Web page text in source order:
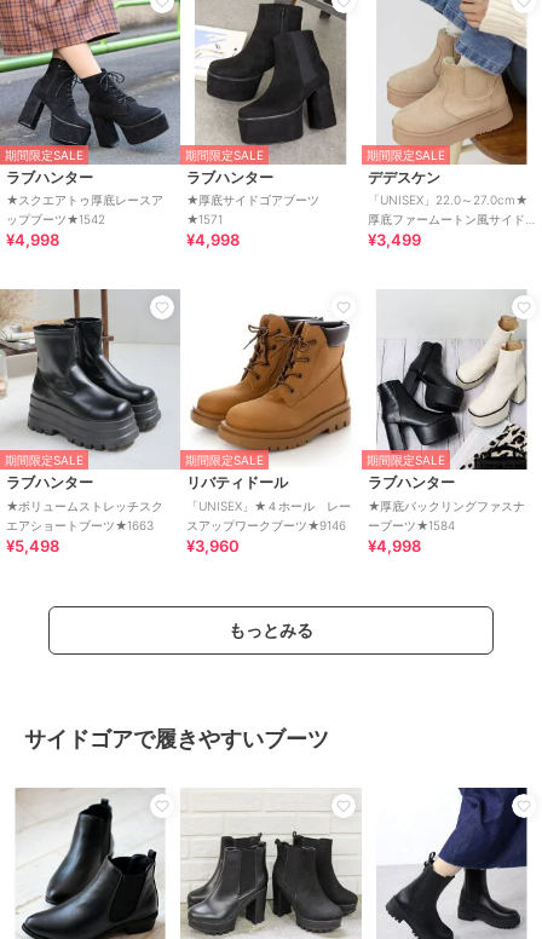
期間限定SALE
ラブハンター
★スクエアトゥ厚底レースア
ップブーツ★1542
¥4,998
期間限定SALE
ラブハンター
★厚底サイドゴアブーツ
★1571
¥4,998
期間限定SALE
デデスケン
「UNISEX」22.0～27.0cm★
厚底ファームートン風サイド
ゴアブーツ★6364
¥3,499
期間限定SALE
ラブハンター
★ボリュームストレッチスク
エアショートブーツ★1663
¥5,498
期間限定SALE
リバティドール
「UNISEX」★４ホール レー
スアップワークブーツ★9146
¥3,960
期間限定SALE
ラブハンター
★厚底バックリングファスナ
ーブーツ★1584
¥4,998
もっとみる
サイドゴアで履きやすいブーツ